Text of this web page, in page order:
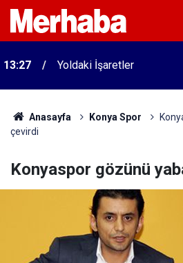
13:27 Yoldaki İşaretler
Anasayfa Konya Spor
çevirdi
Konyaspor gözünü